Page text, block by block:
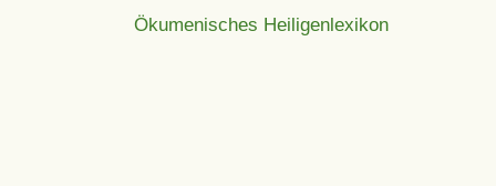
Ökumenisches Heiligenlexikon